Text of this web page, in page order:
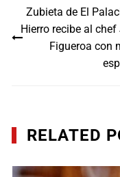
de
entradas
Zubieta de El
Hierro recibe al chef
Figueroa con
RELATED